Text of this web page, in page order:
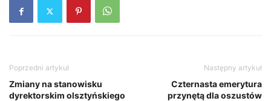
Poprzedni artykuł
Zmiany na stanowisku
dyrektorskim olsztyńskiego
Następny artykuł
Czternasta emerytura
przynętą dla oszustów